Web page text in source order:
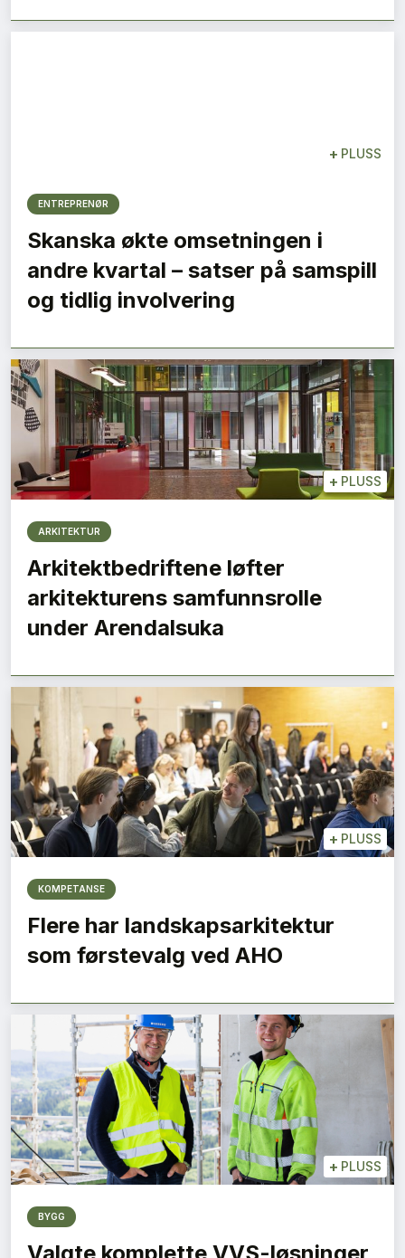
+ PLUSS
ENTREPRENØR
Skanska økte omsetningen i
andre kvartal – satser på samspill
og tidlig involvering
+ PLUSS
ARKITEKTUR
Arkitektbedriftene løfter
arkitekturens samfunnsrolle
under Arendalsuka
+ PLUSS
KOMPETANSE
Flere har landskapsarkitektur
som førstevalg ved AHO
+ PLUSS
BYGG